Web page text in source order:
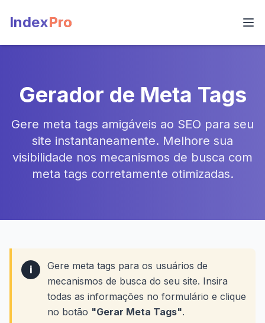
IndexPro
Gerador de Meta Tags
Gere meta tags amigáveis ao SEO para seu
site instantaneamente. Melhore sua
visibilidade nos mecanismos de busca com
meta tags corretamente otimizadas.
i
Gere meta tags para os usuários de
mecanismos de busca do seu site. Insira
todas as informações no formulário e clique
no botão "Gerar Meta Tags".